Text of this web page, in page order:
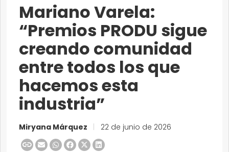
Mariano Varela:
“Premios PRODU sigue
creando comunidad
entre todos los que
hacemos esta
industria”
Miryana Márquez 22 de junio de 2026